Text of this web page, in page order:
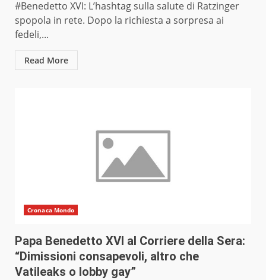
#Benedetto XVI: L’hashtag sulla salute di Ratzinger
spopola in rete. Dopo la richiesta a sorpresa ai
fedeli,...
Read More
Cronaca Mondo
Papa Benedetto XVI al Corriere della Sera:
“Dimissioni consapevoli, altro che
Vatileaks o lobby gay”